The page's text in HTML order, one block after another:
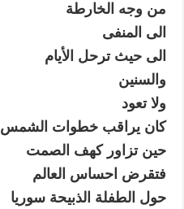
من وجه الخارطة
الى المنفى
الى حيث ترحل الأيام
والسنين
ولا تعود
كان يراقب خطوات الشمس
حين تزاور كهف الصمت
فتقرض احساس العالم
حول الطفلة الذبيحة سوريا